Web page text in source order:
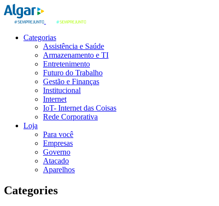
Categorias
Assistência e Saúde
Armazenamento e TI
Entretenimento
Futuro do Trabalho
Gestão e Finanças
Institucional
Internet
IoT- Internet das Coisas
Rede Corporativa
Loja
Para você
Empresas
Governo
Atacado
Aparelhos
Categories